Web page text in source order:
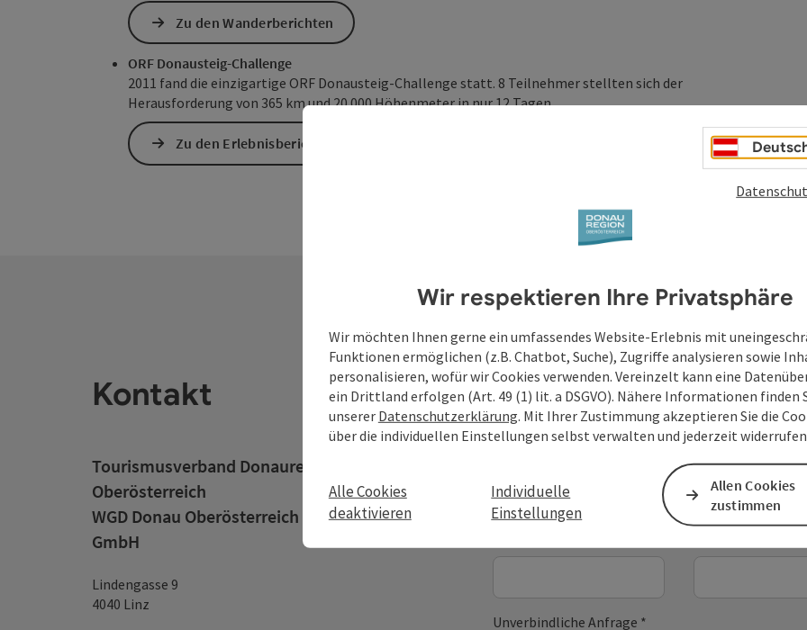
Zu den Wanderberichten
ORF Donausteig-Challenge
2011 fand die einzigartige ORF Donausteig-Challenge statt. 8 Teilnehmer stellten sich der
Herausforderung von 365 km und 20.000 Höhenmeter in nur 12 Tagen…
Zu den Erlebnisberichten
Kontakt
Tourismusverband Donauregion
Oberösterreich
WGD Donau Oberösterreich Tourismus
GmbH
Lindengasse 9
4040 Linz
Deine Anfrage an
Oberösterreich
Felder mit*sind Pflichtfelder
Unverbindliche Anfrage *
Wir respektieren Ihre Privatsphäre
Wir möchten Ihnen gerne ein umfassendes Website-Erlebnis mit
Funktionen ermöglichen (z.B. Chatbot, Suche), Zugriffe analysieren sowie
personalisieren, wofür wir Cookies verwenden. Vereinzelt kann eine
ein Drittland erfolgen (Art. 49 (1) lit. a DSGVO). Nähere Informationen finden
unserer Datenschutzerklärung. Mit Ihrer Zustimmung akzeptieren Sie die
über die individuellen Einstellungen selbst verwalten und jederzeit
Alle Cookies
deaktivieren
Individuelle
Einstellungen
Allen Cookies
zustimmen